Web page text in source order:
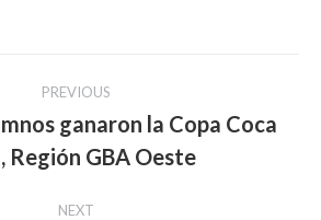
PREVIOUS
Previous
post:
ganaron la Copa Coca
Región GBA Oeste
NEXT